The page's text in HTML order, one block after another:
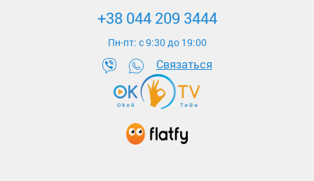
+38 044 209 3444
Пн-пт: c 9:30 до 19:00
Связаться